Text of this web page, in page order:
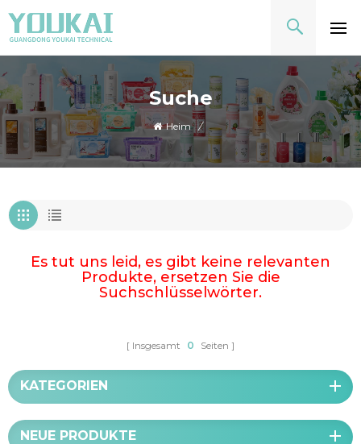
Suche
Heim /
Es tut uns leid, es gibt keine relevanten
Produkte, ersetzen Sie die
Suchschlüsselwörter.
Insgesamt 0 Seiten
KATEGORIEN
NEUE PRODUKTE